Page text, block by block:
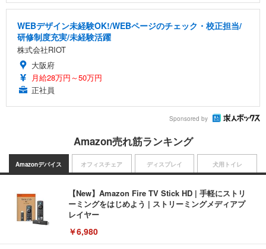
WEBデザイン未経験OK!/WEBページのチェック・校正担当/
研修制度充実/未経験活躍
株式会社RIOT
大阪府
月給28万円～50万円
正社員
Sponsored by
Amazon売れ筋ランキング
Amazonデバイス
【New】Amazon Fire TV Stick HD | 手軽にストリ
ーミングをはじめよう | ストリーミングメディアプ
レイヤー
￥6,980
オフィスチェア ディスプレイ 犬用トイレ